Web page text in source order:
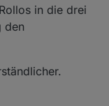
in die drei
den